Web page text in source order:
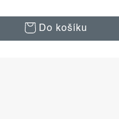
Do košíku